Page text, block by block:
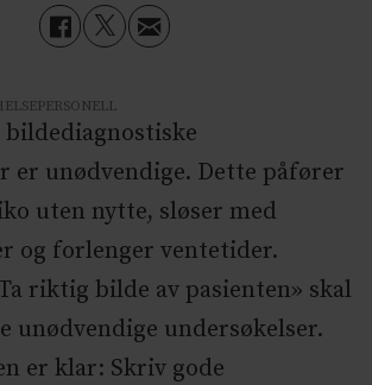
er unødvendige. Dette påfører
uten nytte, sløser med
og forlenger ventetider.
riktig bilde av pasienten» skal
undersøkelser.
er klar: Skriv gode